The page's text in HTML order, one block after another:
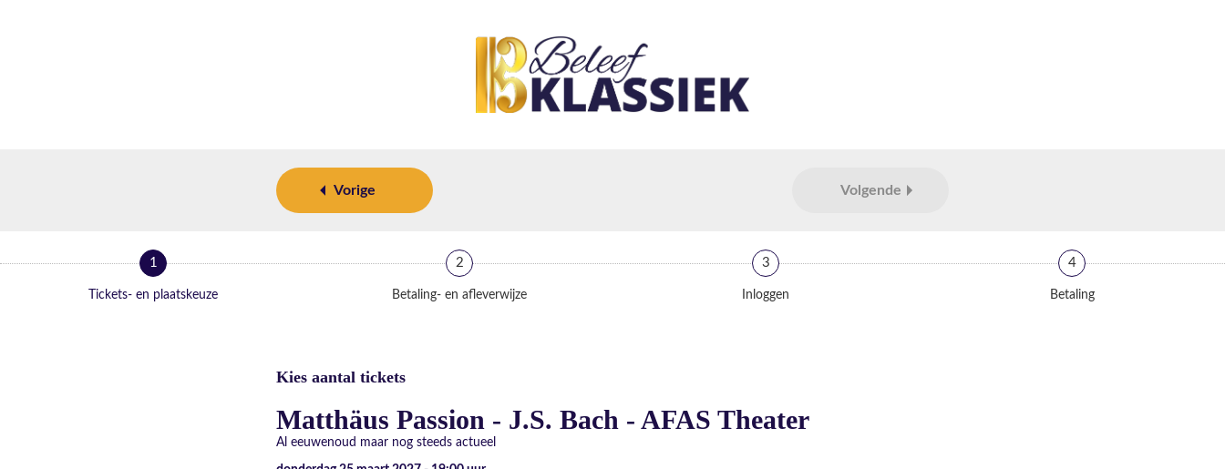
Vorige Volgende
1
Tickets- en plaatskeuze
2
Betaling- en afleverwijze
3
Inloggen
4
Betaling
Kies aantal tickets
Matthäus Passion - J.S. Bach - AFAS Theater
Al eeuwenoud maar nog steeds actueel